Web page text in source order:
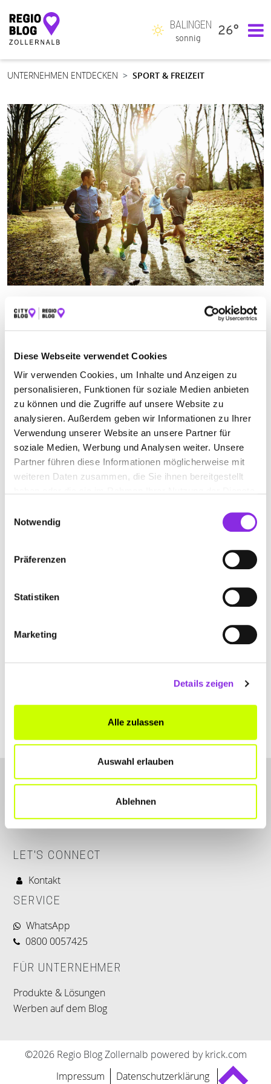
Diese Webseite verwendet Cookies
Wir verwenden Cookies, um Inhalte und Anzeigen zu
personalisieren, Funktionen für soziale Medien anbieten
zu können und die Zugriffe auf unsere Website zu
analysieren. Außerdem geben wir Informationen zu Ihrer
Verwendung unserer Website an unsere Partner für
soziale Medien, Werbung und Analysen weiter. Unsere
Partner führen diese Informationen möglicherweise mit
weiteren Daten zusammen, die Sie ihnen bereitgestellt
Notwendig
Präferenzen
Statistiken
Marketing
Details zeigen
Alle zulassen
Auswahl erlauben
Ablehnen
Hauptnavigation
BALINGEN
sonnig
26°
UNTERNEHMEN ENTDECKEN SPORT & FREIZEIT
SPORT & FREIZEIT
Unternehmen deiner Region genau die richtigen Angebote für dich.
Jetzt geöffnet
Suchen nach
Finden
Hauptstraße 29 | 78727 Oberndorf am Neckar DE
LET'S CONNECT
Kontakt
SERVICE
WhatsApp
0800 0057425
FÜR UNTERNEHMER
Produkte & Lösungen
Werben auf dem Blog
©2026 Regio Blog Zollernalb powered by krick.com
Impressum
Datenschutzerklärung